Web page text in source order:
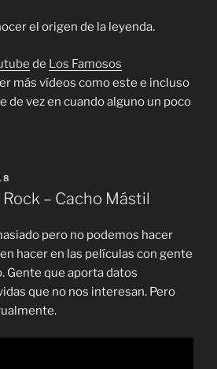
el origen de la leyenda.
de Los Famosos
más vídeos como este e incluso
de vez en cuando alguno un poco
– Cacho Mástil
pero no podemos hacer
hacer en las películas con gente
Gente que aporta datos
que no nos interesan. Pero